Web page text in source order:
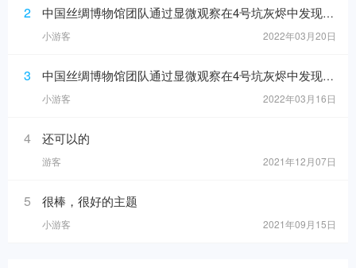
2 中国丝绸博物馆团队通过显微观察在4号坑灰烬中发现纺织品痕迹
小游客 2022年03月20日
3 中国丝绸博物馆团队通过显微观察在4号坑灰烬中发现纺织品痕迹
小游客 2022年03月16日
4 还可以的
游客 2021年12月07日
5 很棒，很好的主题
小游客 2021年09月15日